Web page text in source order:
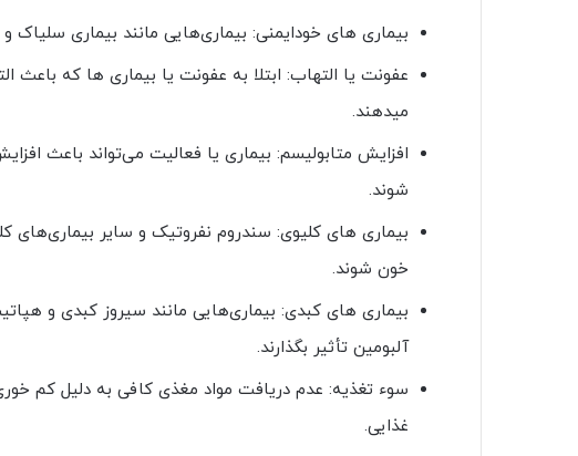
بیماری های خودایمنی: بیماری‌هایی مانند بیماری
عفونت یا التهاب: ابتلا به عفونت یا بیماری ها که باعث
میدهند.
افزایش متابولیسم: بیماری یا فعالیت می‌تواند باعث
شوند.
بیماری های کلیوی: سندروم نفروتیک و سایر
خون شوند.
بیماری های کبدی: بیماری‌هایی مانند سیروز کبدی و
آلبومین تأثیر بگذارند.
سوء تغذیه: عدم دریافت مواد مغذی کافی به دلیل کم
غذایی.